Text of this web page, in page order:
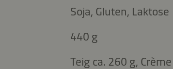
Soja, Gluten, Laktose
440 g
Teig ca. 260 g,